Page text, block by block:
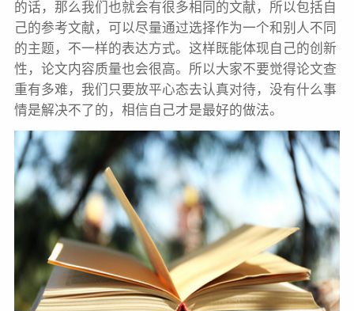
的话，那么我们也就会有很多相同的文献，所以包括自
己的参考文献，可以尽量通过选择作为一个和别人不同
的主题，不一样的表达方式。这样既能体现自己的创新
性，论文内容质量也会很高。所以大家不要觉得论文查
重有多难，我们只要放平心态去认真对待，没有什么事
情是解决不了的，相信自己才是最好的做法。